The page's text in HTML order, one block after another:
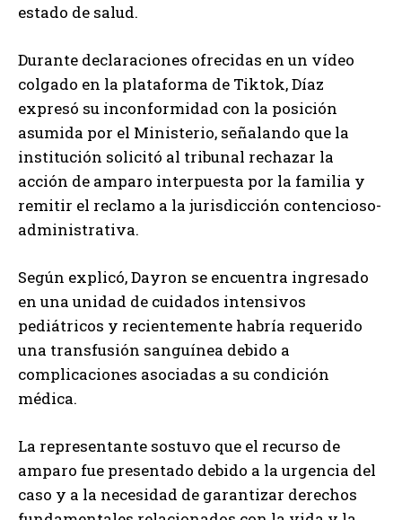
estado de salud.
Durante declaraciones ofrecidas en un vídeo
colgado en la plataforma de Tiktok, Díaz
expresó su inconformidad con la posición
asumida por el Ministerio, señalando que la
institución solicitó al tribunal rechazar la
acción de amparo interpuesta por la familia y
remitir el reclamo a la jurisdicción contencioso-
administrativa.
Según explicó, Dayron se encuentra ingresado
en una unidad de cuidados intensivos
pediátricos y recientemente habría requerido
una transfusión sanguínea debido a
complicaciones asociadas a su condición
médica.
La representante sostuvo que el recurso de
amparo fue presentado debido a la urgencia del
caso y a la necesidad de garantizar derechos